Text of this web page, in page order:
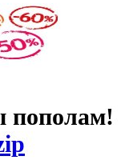
пополам!